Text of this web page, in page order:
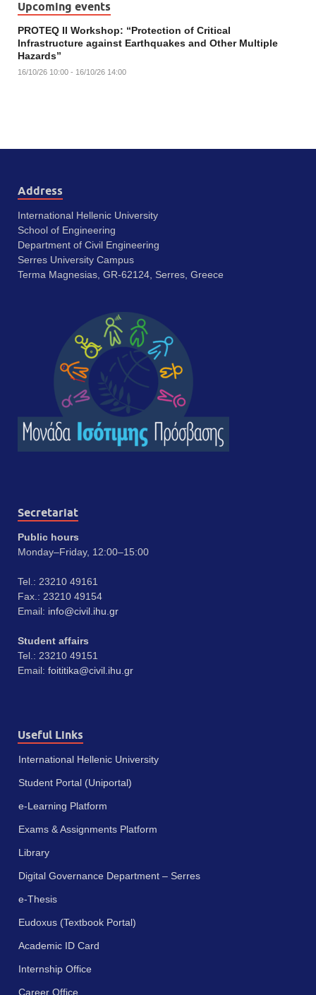
Upcoming events
PROTEQ II Workshop: “Protection of Critical
Infrastructure against Earthquakes and Other Multiple
Hazards”
16/10/26 10:00 - 16/10/26 14:00
Address
International Hellenic University
School of Engineering
Department of Civil Engineering
Serres University Campus
Terma Magnesias, GR-62124, Serres, Greece
Secretariat
Public hours
Monday–Friday, 12:00–15:00
Tel.: 23210 49161
Fax.: 23210 49154
Email: info@civil.ihu.gr
Student affairs
Tel.: 23210 49151
Email: foititika@civil.ihu.gr
Useful Links
International Hellenic University
Student Portal (Uniportal)
e-Learning Platform
Exams & Assignments Platform
Library
Digital Governance Department – Serres
e-Thesis
Eudoxus (Textbook Portal)
Academic ID Card
Internship Office
Career Office